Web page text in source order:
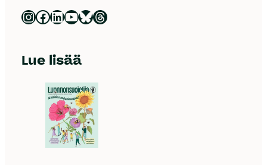
Luonnonsuojeluliitto Instagramissa Luonnonsuojeluliitto Facebookissa Luonnonsuojeluliitto LinkedInissä Luonnonsuojeluliiton YouTube-kanava Luonnonsuojeluliitto Blueskyssa Luonnonsuojeluliitto Threadsissa
Lue lisää